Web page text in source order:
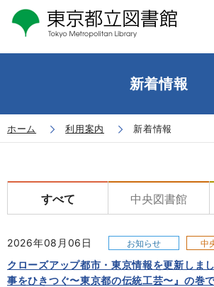
新着情報
ホーム 利用案内 新着情報
すべて 中央図書館
2026年08月06日 お知らせ 中
クローズアップ都市・東京情報を更新しま
事をひきつぐ〜東京都の伝統工芸〜』の巻で